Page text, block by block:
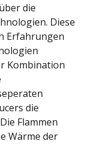
die
Diese
Erfahrungen
Kombination
die
Flammen
Wärme der